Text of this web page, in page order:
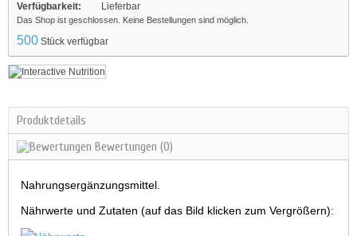
Verfügbarkeit: Lieferbar
Das Shop ist geschlossen. Keine Bestellungen sind möglich.
500 Stück verfügbar
Produktdetails
Bewertungen (0)
Nahrungsergänzungsmittel.
Nährwerte und Zutaten (auf das Bild klicken zum Vergrößern):